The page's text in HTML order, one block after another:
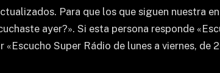
Para que los que siguen nuestra
ayer?». Si esta persona responde
Super Rádio de lunes a viernes,